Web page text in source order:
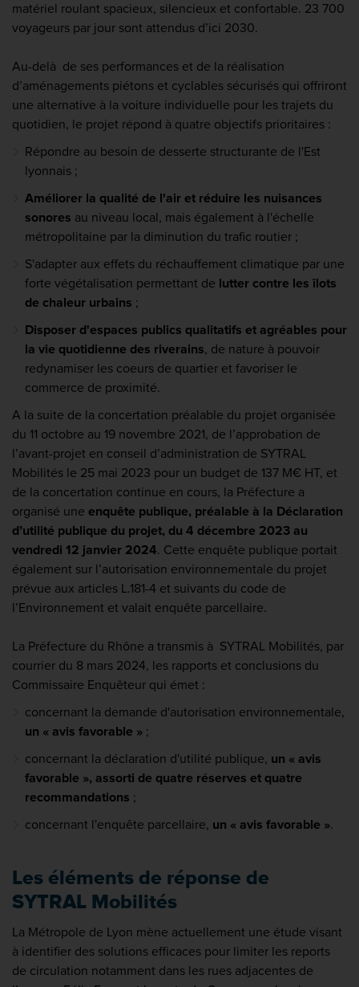
matériel roulant spacieux, silencieux et confortable. 23 700
voyageurs par jour sont attendus d’ici 2030.
Au-delà de ses performances et de la réalisation
d’aménagements piétons et cyclables sécurisés qui offriront
une alternative à la voiture individuelle pour les trajets du
quotidien, le projet répond à quatre objectifs prioritaires :
Répondre au besoin de desserte structurante de l'Est
lyonnais ;
Améliorer la qualité de l'air et réduire les nuisances
sonores au niveau local, mais également à l'échelle
métropolitaine par la diminution du trafic routier ;
S'adapter aux effets du réchauffement climatique par une
forte végétalisation permettant de lutter contre les îlots
de chaleur urbains ;
Disposer d'espaces publics qualitatifs et agréables pour
la vie quotidienne des riverains, de nature à pouvoir
redynamiser les coeurs de quartier et favoriser le
commerce de proximité.
A la suite de la concertation préalable du projet organisée
du 11 octobre au 19 novembre 2021, de l’approbation de
l’avant-projet en conseil d’administration de SYTRAL
Mobilités le 25 mai 2023 pour un budget de 137 M€ HT, et
de la concertation continue en cours, la Préfecture a
organisé une enquête publique, préalable à la Déclaration
d’utilité publique du projet, du 4 décembre 2023 au
vendredi 12 janvier 2024. Cette enquête publique portait
également sur l’autorisation environnementale du projet
prévue aux articles L.181-4 et suivants du code de
l’Environnement et valait enquête parcellaire.
La Préfecture du Rhône a transmis à SYTRAL Mobilités, par
courrier du 8 mars 2024, les rapports et conclusions du
Commissaire Enquêteur qui émet :
concernant la demande d'autorisation environnementale,
un « avis favorable » ;
concernant la déclaration d'utilité publique, un « avis
favorable », assorti de quatre réserves et quatre
recommandations ;
concernant l'enquête parcellaire, un « avis favorable ».
Les éléments de réponse de
SYTRAL Mobilités
La Métropole de Lyon mène actuellement une étude visant
à identifier des solutions efficaces pour limiter les reports
de circulation notamment dans les rues adjacentes de